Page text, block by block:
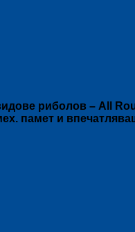
риболов – All
памет и